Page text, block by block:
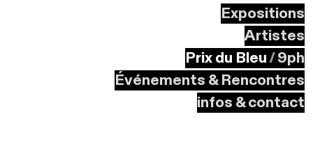
Expositions
Artistes
Prix du Bleu/9ph
Événements & Rencontres
infos & contact